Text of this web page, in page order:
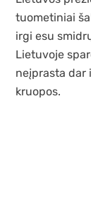
tuometiniai
irgi esu
Lietuvoje
neįprasta dar
kruopos.